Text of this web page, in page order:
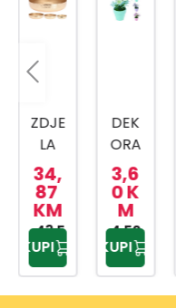
ZDJE
LA
OKR
UGLA
ZLAT
NA
SET
3/1
A710
34,
87
KM
43,5
9 KM
KUPI
DEK
ORA
TIVN
O
CVIJ
EĆE
PL40
0007
0
3,6
0 K
M
4,50
KM
KUPI